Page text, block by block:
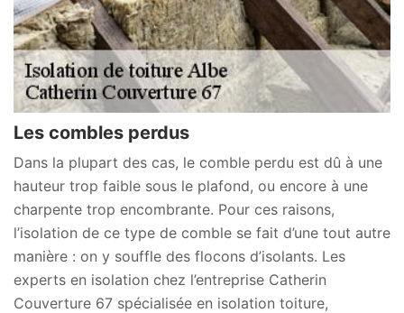
Les combles perdus
Dans la plupart des cas, le comble perdu est dû à une
hauteur trop faible sous le plafond, ou encore à une
charpente trop encombrante. Pour ces raisons,
l’isolation de ce type de comble se fait d’une tout autre
manière : on y souffle des flocons d’isolants. Les
experts en isolation chez l’entreprise Catherin
Couverture 67 spécialisée en isolation toiture,